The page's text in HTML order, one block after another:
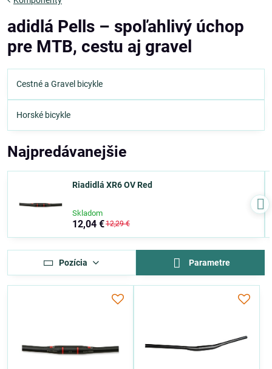
adidlá Pells – spoľahlivý úchop
pre MTB, cestu aj gravel
Cestné a Gravel bicykle
Horské bicykle
Najpredávanejšie
Riadidlá XR6 OV Red
Skladom
12,04 €12,29 €
Pozícia Parametre